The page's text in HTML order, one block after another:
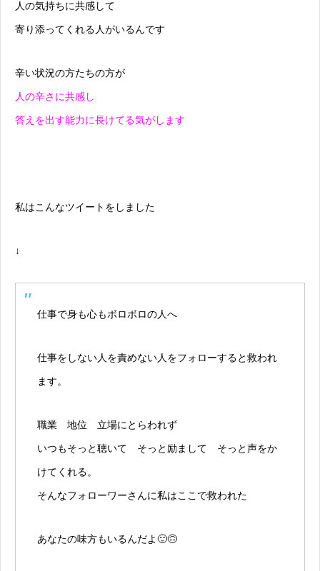
人の気持ちに共感して
寄り添ってくれる人がいるんです
辛い状況の方たちの方が
人の辛さに共感し
答えを出す能力に長けてる気がします
私はこんなツイートをしました
↓
仕事で身も心もボロボロの人へ
仕事をしない人を責めない人をフォローすると救われ
ます。
職業 地位 立場にとらわれず
いつもそっと聴いて そっと励まして そっと声をか
けてくれる。
そんなフォローワーさんに私はここで救われた
あなたの味方もいるんだよ🙂🙃